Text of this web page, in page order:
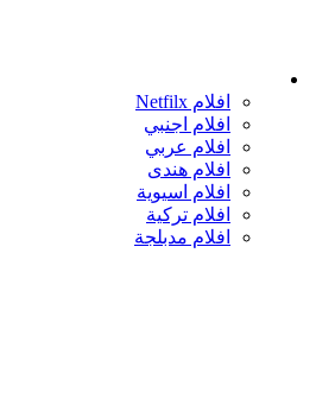
افلام Netfilx
افلام اجنبي
افلام عربي
افلام هندى
افلام اسيوية
افلام تركية
افلام مدبلجة